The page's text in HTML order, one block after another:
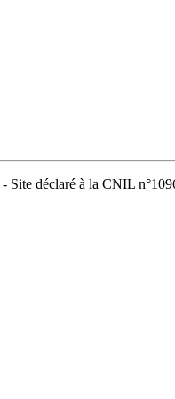
- Site déclaré à la CNIL